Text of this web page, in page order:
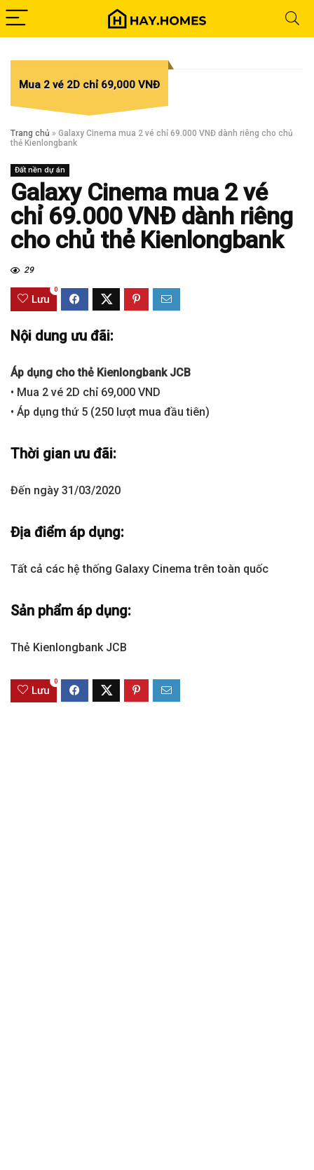
Mua 2 vé 2D chỉ 69,000 VNĐ
Trang chủ » Galaxy Cinema mua 2 vé chỉ 69.000 VNĐ dành riêng cho chủ
thẻ Kienlongbank
Đất nền dự án
Galaxy Cinema mua 2 vé
chỉ 69.000 VNĐ dành riêng
cho chủ thẻ Kienlongbank
29
Lưu
0
Nội dung ưu đãi:
Áp dụng cho thẻ Kienlongbank JCB
• Mua 2 vé 2D chỉ 69,000 VND
• Áp dụng thứ 5 (250 lượt mua đầu tiên)
Thời gian ưu đãi:
Đến ngày 31/03/2020
Địa điểm áp dụng:
Tất cả các hệ thống Galaxy Cinema trên toàn quốc
Sản phẩm áp dụng:
Thẻ Kienlongbank JCB
Lưu
0